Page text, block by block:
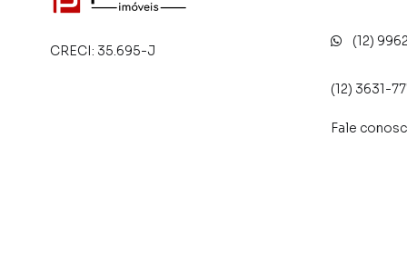
CRECI: 35.695-J
(12)
(12) 3631-
Fale